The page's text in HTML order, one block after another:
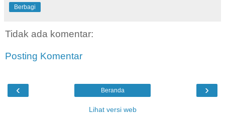
Berbagi
Tidak ada komentar:
Posting Komentar
‹ ›
Beranda
Lihat versi web